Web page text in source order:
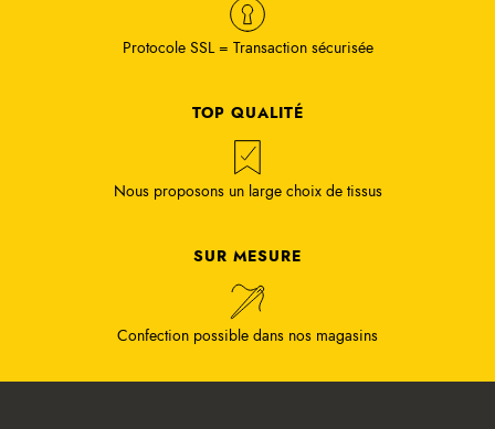
Protocole SSL = Transaction sécurisée
TOP QUALITÉ
Nous proposons un large choix de tissus
SUR MESURE
Confection possible dans nos magasins